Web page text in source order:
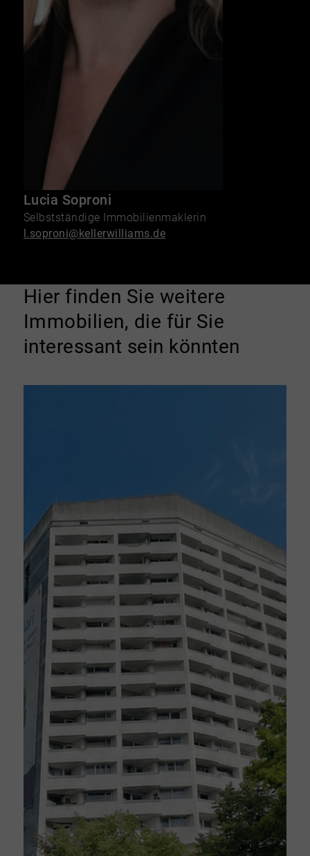
Lucia Soproni
Selbstständige Immobilienmaklerin
l.soproni@kellerwilliams.de
Hier finden Sie weitere
Immobilien, die für Sie
interessant sein könnten